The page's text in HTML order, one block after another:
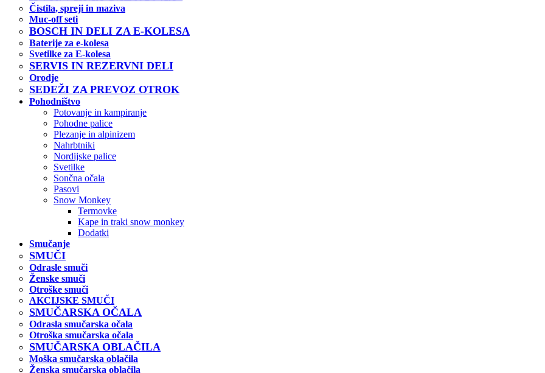
Čistila, spreji in maziva
Muc-off seti
BOSCH IN DELI ZA E-KOLESA
Baterije za e-kolesa
Svetilke za E-kolesa
SERVIS IN REZERVNI DELI
Orodje
SEDEŽI ZA PREVOZ OTROK
Pohodništvo
Potovanje in kampiranje
Pohodne palice
Plezanje in alpinizem
Nahrbtniki
Nordijske palice
Svetilke
Sončna očala
Pasovi
Snow Monkey
Termovke
Kape in traki snow monkey
Dodatki
Smučanje
SMUČI
Odrasle smuči
Ženske smuči
Otroške smuči
AKCIJSKE SMUČI
SMUČARSKA OČALA
Odrasla smučarska očala
Otroška smučarska očala
SMUČARSKA OBLAČILA
Moška smučarska oblačila
Ženska smučarska oblačila